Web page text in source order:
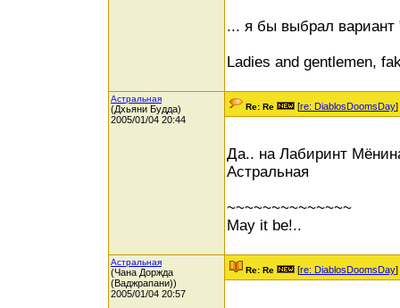
... я бы выбрал
Ladies and gentlemen,
Астральная
(Дхьяни Будда)
2005/01/04 20:44
Re: Re [re: DiablosDoomsDay]
Да.. на Лабиринт
Астральная
~~~~~~~~~~~~~~
May it be!..
Астральная
(Чана Доржда
(Ваджрапани))
2005/01/04 20:57
Re: Re [re: DiablosDoomsDay]